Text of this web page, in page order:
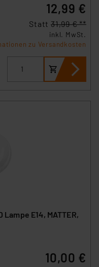
Daten,12,99 €
Statt 31,99 € **
inkl. MwSt.
zu Versandkosten
E14, MATTER,
10,00 €